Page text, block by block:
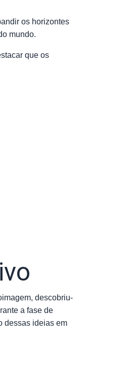
os horizontes
mundo.
que os
descobriu-
a fase de
dessas ideias em